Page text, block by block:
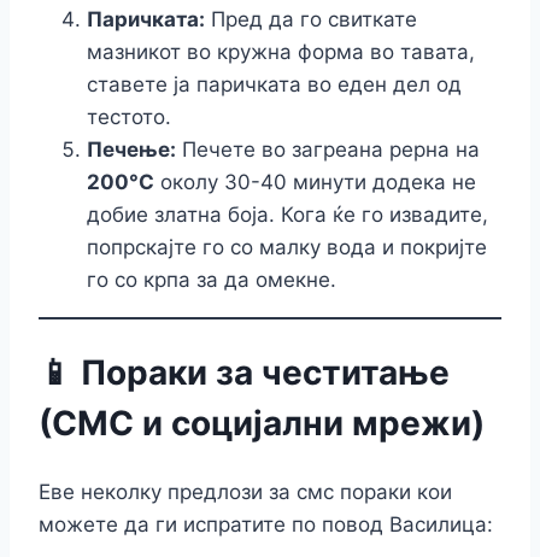
Паричката: Пред да го свиткате
мазникот во кружна форма во тавата,
ставете ја паричката во еден дел од
тестото.
Печење: Печете во загреана рерна на
200°C околу 30-40 минути додека не
добие златна боја. Кога ќе го извадите,
попрскајте го со малку вода и покријте
го со крпа за да омекне.
📱 Пораки за честитање
(СМС и социјални мрежи)
Еве неколку предлози за смс пораки кои
можете да ги испратите по повод Василица: